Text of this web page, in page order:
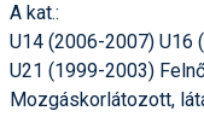
A kat.:
U14 (2006-2007) U16
U21 (1999-2003)
Mozgáskorlátozott,